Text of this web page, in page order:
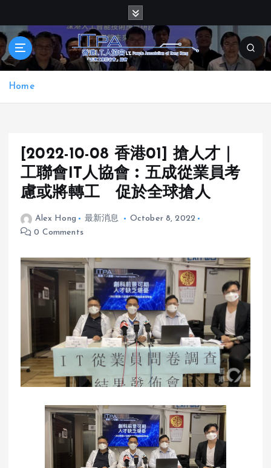
i
p
t
o
Home
[2022-10-08 香港01] 搶人才｜
工聯會IT人協會︰五成從業員考
慮或將轉工 促於全球搶人
Alex Hong 最新消息
October 8, 2022
0 Comments